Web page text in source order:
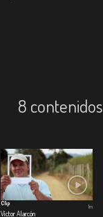
8 contenidos
Clip
Víctor Alarcón
1m